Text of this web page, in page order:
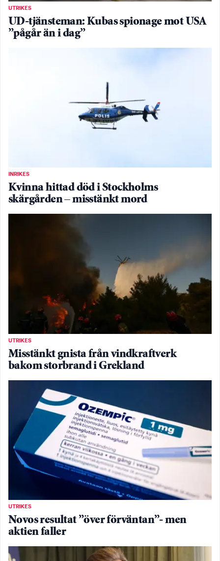
UTRIKES
UD-tjänsteman: Kubas spionage mot USA
”pågår än i dag”
INRIKES
Kvinna hittad död i Stockholms
skärgården – misstänkt mord
UTRIKES
Misstänkt gnista från vindkraftverk
bakom storbrand i Grekland
UTRIKES
Novos resultat ”över förväntan”- men
aktien faller